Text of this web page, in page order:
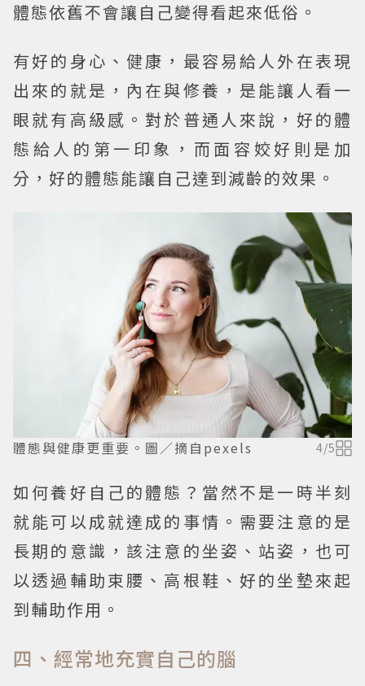
體態依舊不會讓自己變得看起來低俗。
有好的身心、健康，最容易給人外在表現
出來的就是，內在與修養，是能讓人看一
眼就有高級感。對於普通人來說，好的體
態給人的第一印象，而面容姣好則是加
分，好的體態能讓自己達到減齡的效果。
體態與健康更重要。圖／摘自pexels 4/5
如何養好自己的體態？當然不是一時半刻
就能可以成就達成的事情。需要注意的是
長期的意識，該注意的坐姿、站姿，也可
以透過輔助束腰、高根鞋、好的坐墊來起
到輔助作用。
四、經常地充實自己的腦